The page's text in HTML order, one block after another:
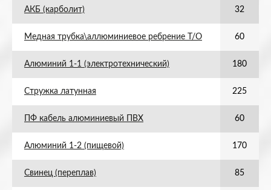
АКБ (карболит) 32
Медная трубка\аллюминиевое ребрение Т/О 60
Алюминий 1-1 (электротехнический) 180
Стружка латунная 225
ПФ кабель алюминиевый ПВХ 60
Алюминий 1-2 (пищевой) 170
Свинец (переплав) 85